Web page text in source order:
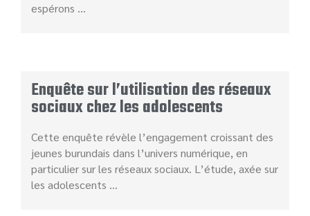
espérons …
Enquête sur l’utilisation des réseaux
sociaux chez les adolescents
Cette enquête révèle l’engagement croissant des
jeunes burundais dans l’univers numérique, en
particulier sur les réseaux sociaux. L’étude, axée sur
les adolescents …